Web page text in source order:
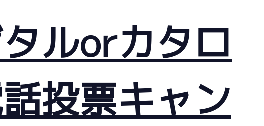
ルorカタロ
投票キャン